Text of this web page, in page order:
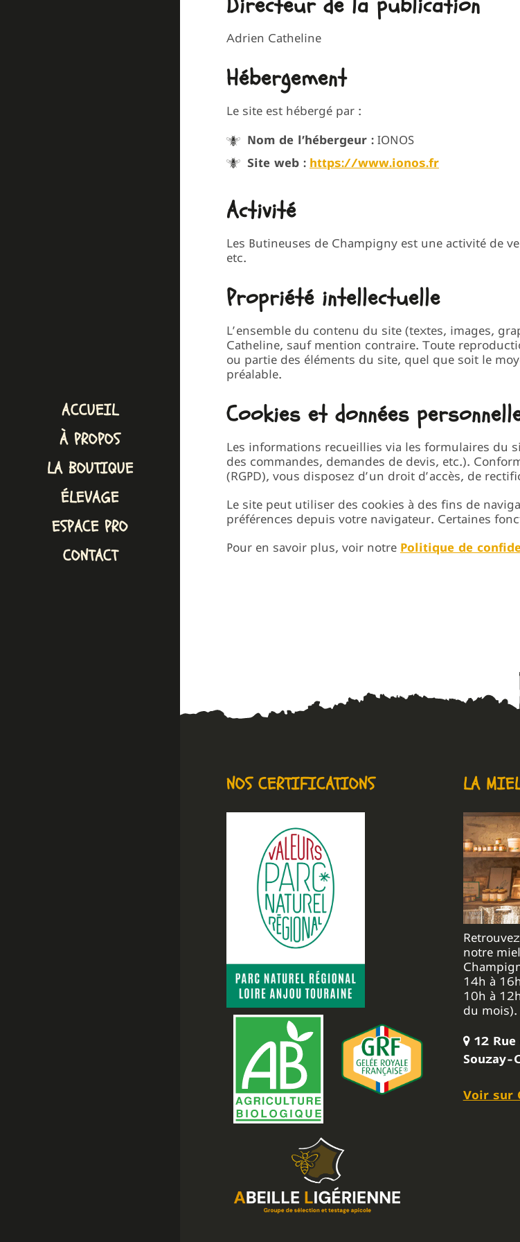
ACCUEIL
À PROPOS
LA BOUTIQUE
ÉLEVAGE
ESPACE PRO
CONTACT
Adrien Catheline
Hébergement
Le site est hébergé par :
Nom de l’hébergeur : IONOS
Site web : https://www.ionos.fr
Activité
Les Butineuses de Champigny est une activité de
etc.
Propriété intellectuelle
L’ensemble du contenu du site (textes, images,
Catheline, sauf mention contraire. Toute
ou partie des éléments du site, quel que soit le
préalable.
Cookies et données
Les informations recueillies via les formulaires du
des commandes, demandes de devis, etc.).
(RGPD), vous disposez d’un droit d’accès, de
Le site peut utiliser des cookies à des fins de
préférences depuis votre navigateur. Certaines
Pour en savoir plus, voir notre Politique de
NOS CERTIFICATIONS LA
notre
14h à
10h à
du mois).
12
Souzay-
Voir sur